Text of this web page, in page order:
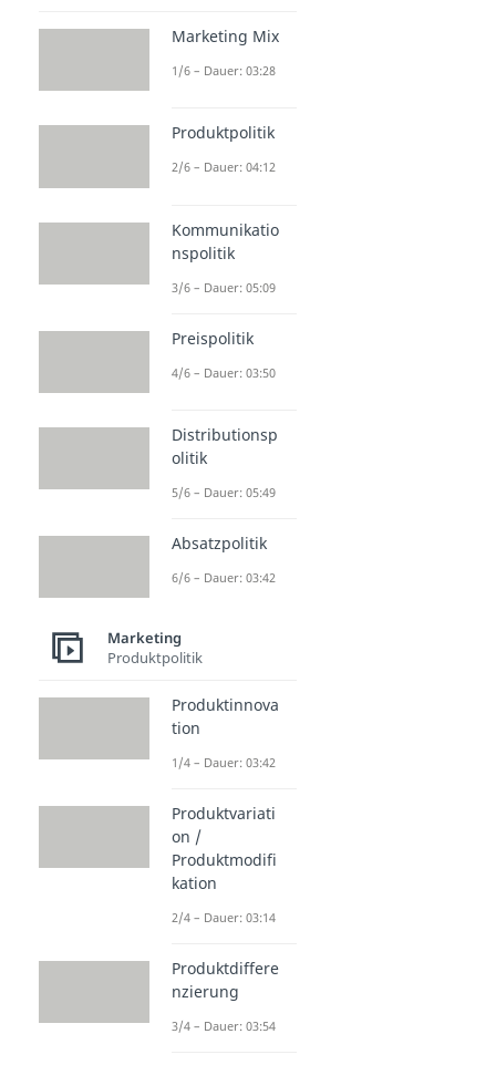
Marketing Mix
1/6 – Dauer: 03:28
Produktpolitik
2/6 – Dauer: 04:12
Kommunikatio
nspolitik
3/6 – Dauer: 05:09
Preispolitik
4/6 – Dauer: 03:50
Distributionsp
olitik
5/6 – Dauer: 05:49
Absatzpolitik
6/6 – Dauer: 03:42
Marketing
Produktpolitik
Produktinnova
tion
1/4 – Dauer: 03:42
Produktvariati
on /
Produktmodifi
kation
2/4 – Dauer: 03:14
Produktdiffere
nzierung
3/4 – Dauer: 03:54